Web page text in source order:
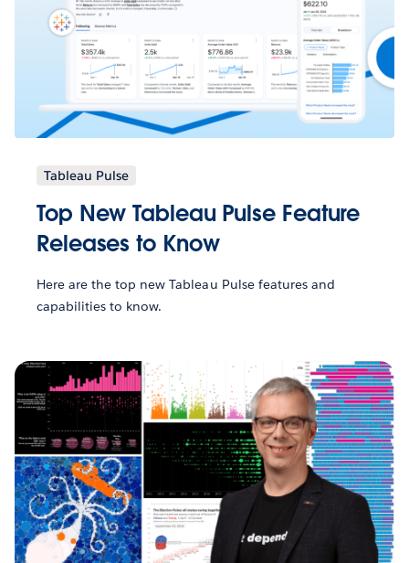
Tableau Pulse
Top New Tableau Pulse Feature
Releases to Know
Here are the top new Tableau Pulse features and
capabilities to know.